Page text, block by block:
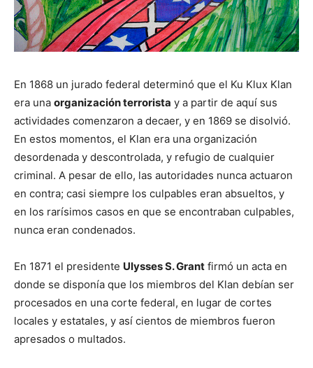
En 1868 un jurado federal determinó que el Ku Klux Klan
era una organización terrorista y a partir de aquí sus
actividades comenzaron a decaer, y en 1869 se disolvió.
En estos momentos, el Klan era una organización
desordenada y descontrolada, y refugio de cualquier
criminal. A pesar de ello, las autoridades nunca actuaron
en contra; casi siempre los culpables eran absueltos, y
en los rarísimos casos en que se encontraban culpables,
nunca eran condenados.
En 1871 el presidente Ulysses S. Grant firmó un acta en
donde se disponía que los miembros del Klan debían ser
procesados en una corte federal, en lugar de cortes
locales y estatales, y así cientos de miembros fueron
apresados o multados.